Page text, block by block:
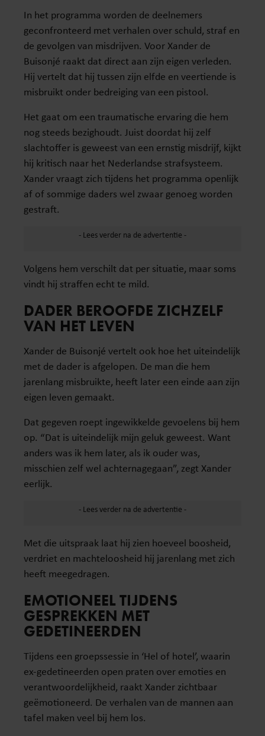
In het programma worden de deelnemers
geconfronteerd met verhalen over schuld, straf en
de gevolgen van misdrijven. Voor Xander de
Buisonjé raakt dat direct aan zijn eigen verleden.
Hij vertelt dat hij tussen zijn elfde en veertiende is
misbruikt onder bedreiging van een pistool.
Het gaat om een traumatische ervaring die hem
nog steeds bezighoudt. Juist doordat hij zelf
slachtoffer is geweest van een ernstig misdrijf, kijkt
hij kritisch naar het Nederlandse strafsysteem.
Xander vraagt zich tijdens het programma openlijk
af of sommige daders wel zwaar genoeg worden
gestraft.
Volgens hem verschilt dat per situatie, maar soms
vindt hij straffen echt te mild.
DADER BEROOFDE ZICHZELF
VAN HET LEVEN
Xander de Buisonjé vertelt ook hoe het uiteindelijk
met de dader is afgelopen. De man die hem
jarenlang misbruikte, heeft later een einde aan zijn
eigen leven gemaakt.
Dat gegeven roept ingewikkelde gevoelens bij hem
op. “Dat is uiteindelijk mijn geluk geweest. Want
anders was ik hem later, als ik ouder was,
misschien zelf wel achternagegaan”, zegt Xander
eerlijk.
Met die uitspraak laat hij zien hoeveel boosheid,
verdriet en machteloosheid hij jarenlang met zich
heeft meegedragen.
EMOTIONEEL TIJDENS
GESPREKKEN MET
GEDETINEERDEN
Tijdens een groepssessie in ‘Hel of hotel’, waarin
ex-gedetineerden open praten over emoties en
verantwoordelijkheid, raakt Xander zichtbaar
geëmotioneerd. De verhalen van de mannen aan
tafel maken veel bij hem los.